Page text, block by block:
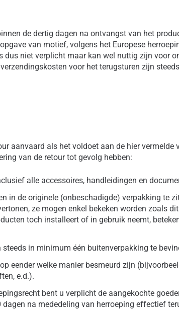
de dertig dagen na ontvangst van het
van motief, volgens het Europese
dus niet verplicht maar kan wel nuttig zijn voor
voor het terugsturen zijn
aanvaard als het voldoet aan de hier vermelde
van de retour tot gevolg hebben:
alle accessoires, handleidingen en
in de originele (onbeschadigde) verpakking te
ze mogen enkel bekeken worden zoals
toch installeert of in gebruik neemt,
in minimum één buitenverpakking te
eender welke manier besmeurd zijn
e.d.).
bent u verplicht de aangekochte
na mededeling van herroeping effectief